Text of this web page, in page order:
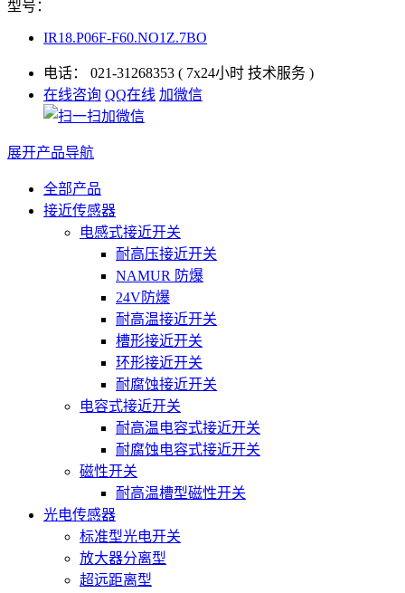
型号：
IR18.P06F-F60.NO1Z.7BO
电话： 021-31268353 ( 7x24小时 技术服务 )
在线咨询 QQ在线 加微信
展开产品导航
全部产品
接近传感器
电感式接近开关
耐高压接近开关
NAMUR 防爆
24V防爆
耐高温接近开关
槽形接近开关
环形接近开关
耐腐蚀接近开关
电容式接近开关
耐高温电容式接近开关
耐腐蚀电容式接近开关
磁性开关
耐高温槽型磁性开关
光电传感器
标准型光电开关
放大器分离型
超远距离型